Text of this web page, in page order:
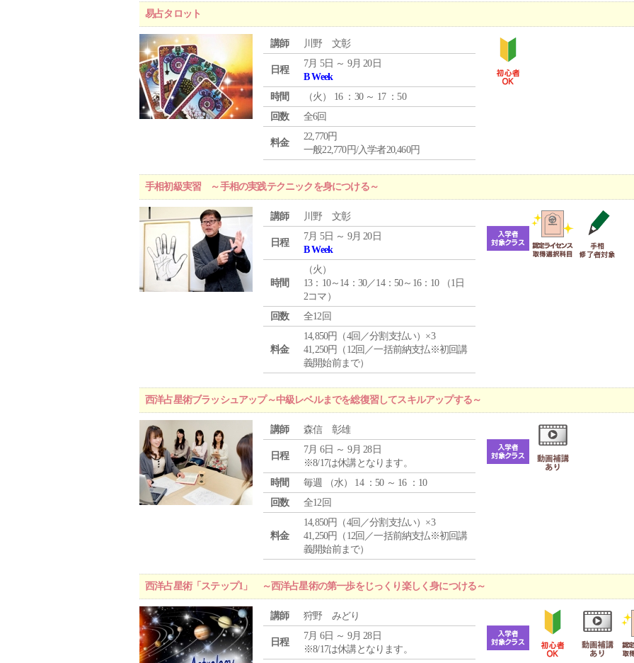
易占タロット
講師 川野 文彰
日程
7月 5日 ～ 9月 20日
B Week
時間
（火 ） 16 ：30 ～ 17 ：50
回数
全6回
料金
22,770円
一般22,770円/入学者20,460円
手相初級実習 ～手相の実践テクニックを身につける～
講師 川野 文彰
日程
7月 5日 ～ 9月 20日
B Week
時間
（火 ）
13：10～14：30／14：50～16：10 （1日
2コマ）
回数
全12回
料金
14,850円（4回／分割支払い）×3
41,250円（12回／一括前納支払※初回講
義開始前まで）
西洋占星術ブラッシュアップ～中級レベルまでを総復習してスキルアップする～
講師 森信 彰雄
日程
7月 6日 ～ 9月 28日
※8/17は休講となります。
時間
毎週 （水） 14 ：50 ～ 16 ：10
回数
全12回
料金
14,850円（4回／分割支払い）×3
41,250円（12回／一括前納支払※初回講
義開始前まで）
西洋占星術「ステップ1」 ～西洋占星術の第一歩をじっくり楽しく身につける～
講師 狩野 みどり
日程
7月 6日 ～ 9月 28日
※8/17は休講となります。